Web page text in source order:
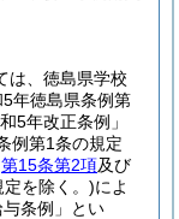
は、徳島県学校
年徳島県条例第
5年改正条例」
例第1条の規定
第15条第2項及び
定を除く。)によ
条例」とい